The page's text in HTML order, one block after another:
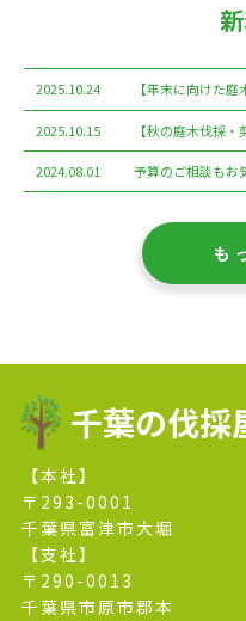
2025.10.24 【年末に向けた庭
2025.10.15 【秋の庭木伐採・
2024.08.01 予算のご相談もお
も
千葉の伐採
【本社】
〒293-0001
千葉県富津市大堀
【支社】
〒290-0013
千葉県市原市郡本